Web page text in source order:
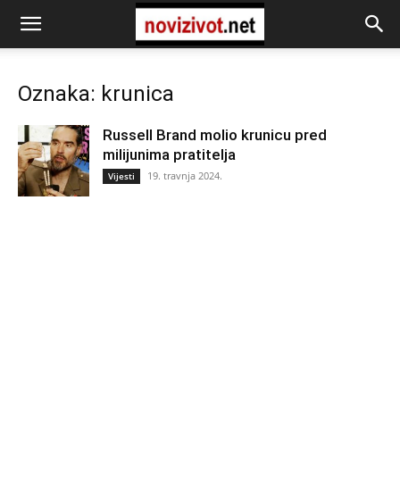
Oznaka: krunica
Russell Brand molio krunicu pred
milijunima pratitelja
Vijesti 19. travnja 2024.